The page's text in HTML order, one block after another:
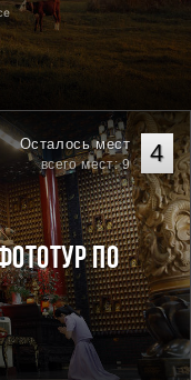
4
Осталось мест
всего мест: 9
по